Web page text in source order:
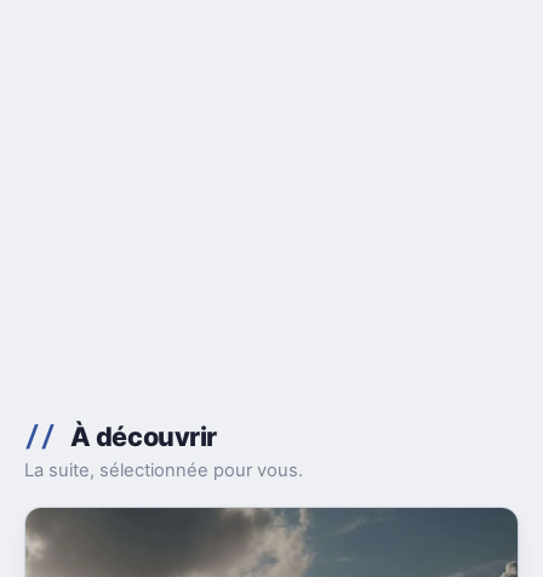
À découvrir
La suite, sélectionnée pour vous.